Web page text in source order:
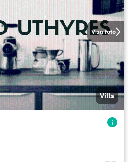
Visa foto
Villa